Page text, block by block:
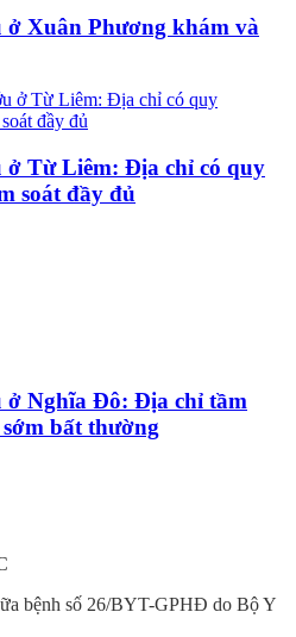
Xuân Phương khám và
ở Từ Liêm: Địa chỉ có quy
soát đầy đủ
ở Nghĩa Đô: Địa chỉ tầm
bất thường
bệnh số 26/BYT-GPHĐ do Bộ Y